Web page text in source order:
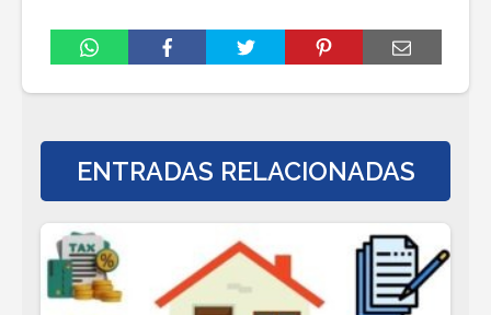
ENTRADAS RELACIONADAS